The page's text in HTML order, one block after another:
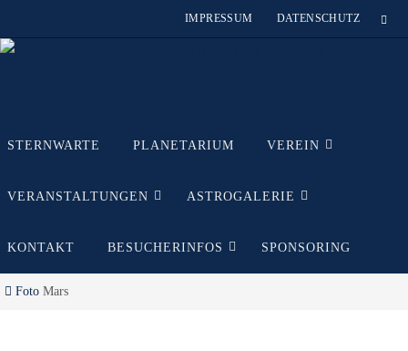
Inhalt
IMPRESSUM DATENSCHUTZ
Inhalt
STERNWARTE PLANETARIUM VEREIN
VERANSTALTUNGEN ASTROGALERIE
KONTAKT BESUCHERINFOS SPONSORING
Start
Foto Mars